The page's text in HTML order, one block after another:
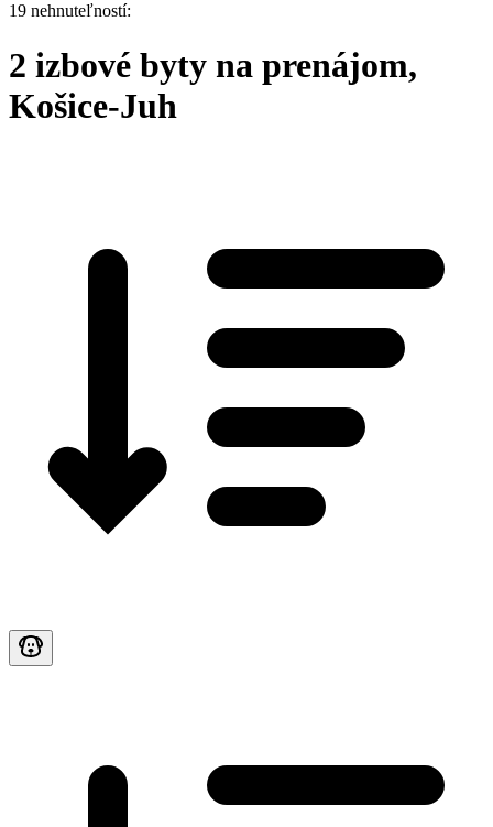
19 nehnuteľností:
2 izbové byty na prenájom,
Košice-Juh